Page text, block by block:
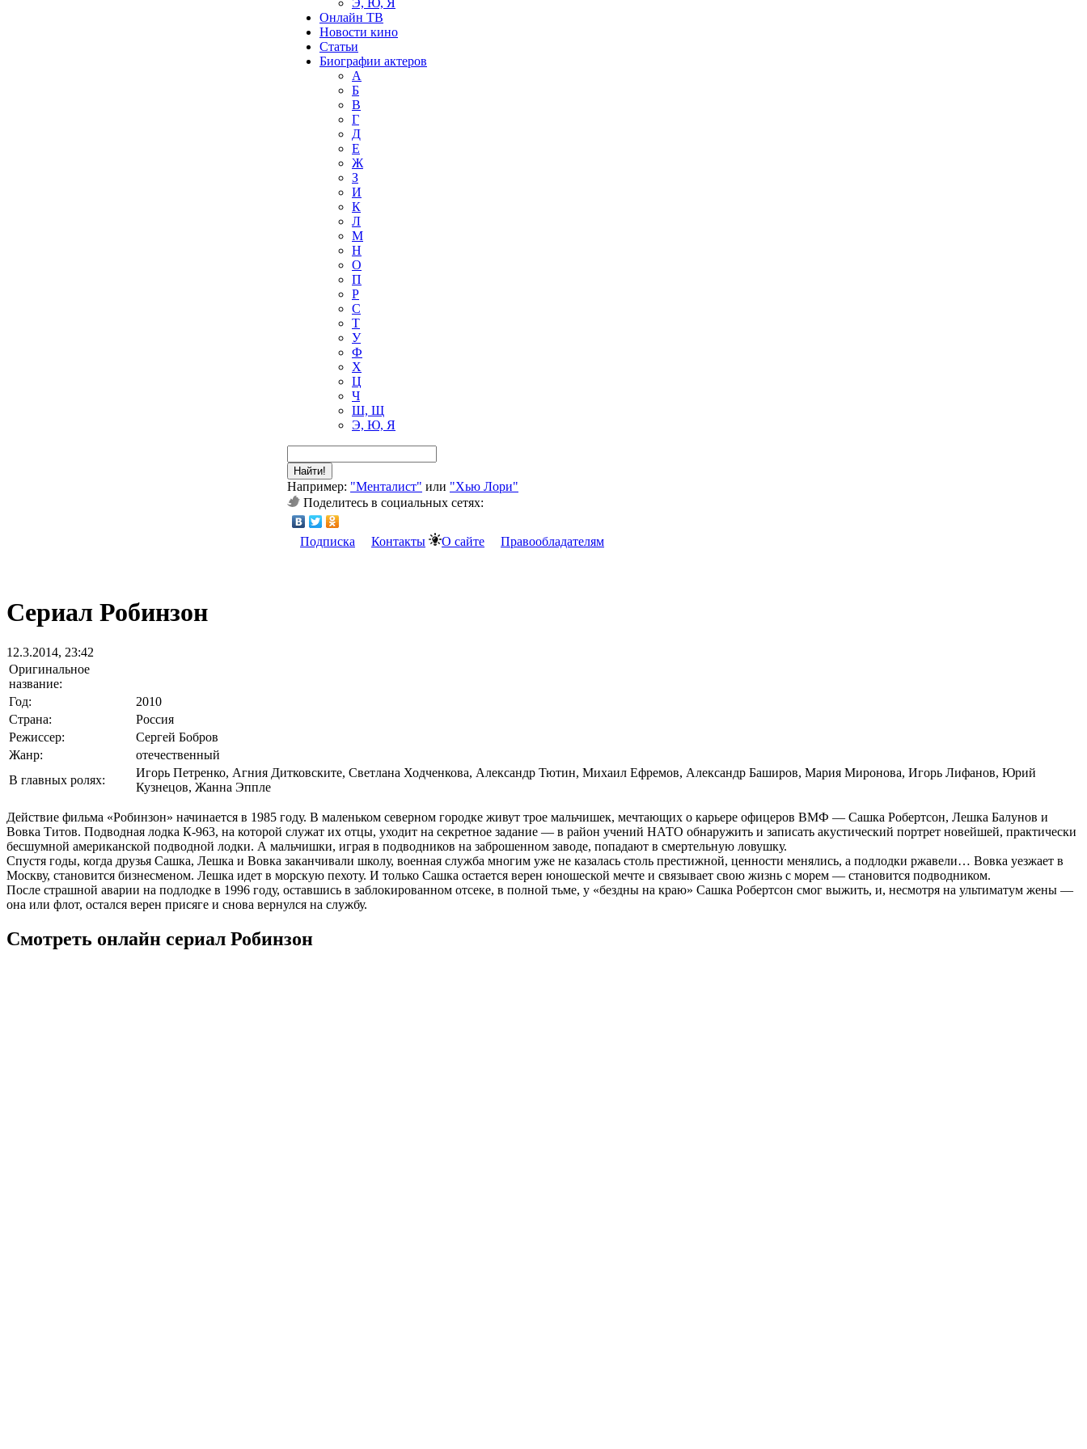
Э, Ю, Я
Онлайн ТВ
Новости кино
Статьи
Биографии актеров
А
Б
В
Г
Д
Е
Ж
З
И
К
Л
М
Н
О
П
Р
С
Т
У
Ф
Х
Ц
Ч
Ш, Щ
Э, Ю, Я
Найти!
Например: "Менталист" или "Хью Лори"
Поделитесь в социальных сетях:
Подписка Контакты О сайте Правообладателям
Сериал Робинзон
12.3.2014, 23:42
Оригинальное
название:
Год:
2010
Страна:
Россия
Режиссер:
Сергей Бобров
Жанр:
отечественный
В главных ролях:
Игорь Петренко, Агния Дитковските, Светлана Ходченкова, Александр Тютин, Михаил Ефремов, Александр Баширов, Мария Миронова, Игорь Лифанов, Юрий
Кузнецов, Жанна Эппле
Действие фильма «Робинзон» начинается в 1985 году. В маленьком северном городке живут трое мальчишек, мечтающих о карьере офицеров ВМФ — Сашка Робертсон, Лешка Балунов и
Вовка Титов. Подводная лодка К-963, на которой служат их отцы, уходит на секретное задание — в район учений НАТО обнаружить и записать акустический портрет новейшей, практически
бесшумной американской подводной лодки. А мальчишки, играя в подводников на заброшенном заводе, попадают в смертельную ловушку.
Спустя годы, когда друзья Сашка, Лешка и Вовка заканчивали школу, военная служба многим уже не казалась столь престижной, ценности менялись, а подлодки ржавели… Вовка уезжает в
Москву, становится бизнесменом. Лешка идет в морскую пехоту. И только Сашка остается верен юношеской мечте и связывает свою жизнь с морем — становится подводником.
После страшной аварии на подлодке в 1996 году, оставшись в заблокированном отсеке, в полной тьме, у «бездны на краю» Сашка Робертсон смог выжить, и, несмотря на ультиматум жены —
она или флот, остался верен присяге и снова вернулся на службу.
Смотреть онлайн сериал Робинзон